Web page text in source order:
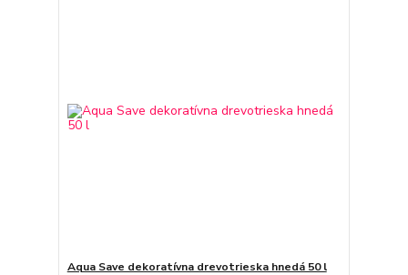
Aqua Save dekoratívna drevotrieska hnedá 50 l